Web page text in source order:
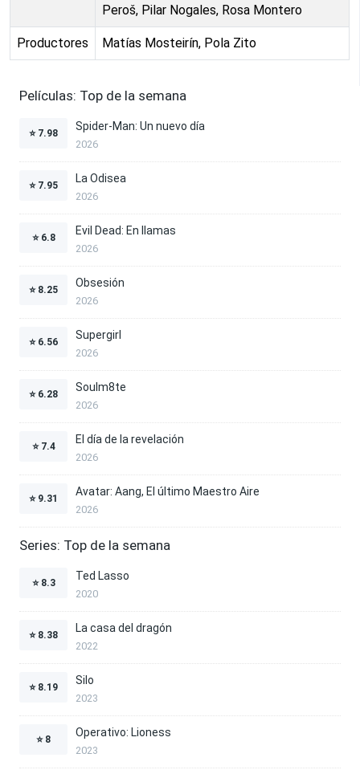
Peroš, Pilar Nogales, Rosa Montero
Productores Matías Mosteirín, Pola Zito
Películas: Top de la semana
⭐ 7.98
Spider-Man: Un nuevo día
2026
⭐ 7.95
La Odisea
2026
⭐ 6.8
Evil Dead: En llamas
2026
⭐ 8.25
Obsesión
2026
⭐ 6.56
Supergirl
2026
⭐ 6.28
Soulm8te
2026
⭐ 7.4
El día de la revelación
2026
⭐ 9.31
Avatar: Aang, El último Maestro Aire
2026
Series: Top de la semana
⭐ 8.3
Ted Lasso
2020
⭐ 8.38
La casa del dragón
2022
⭐ 8.19
Silo
2023
⭐ 8
Operativo: Lioness
2023